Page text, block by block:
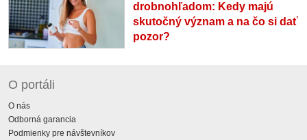
drobnohľadom: Kedy majú
skutočný význam a na čo si dať
pozor?
O portáli
O nás
Odborná garancia
Podmienky pre návštevníkov